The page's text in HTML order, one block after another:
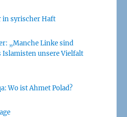
in syrischer Haft
„Manche Linke sind
Islamisten unsere Vielfalt
Wo ist Ahmet Polad?